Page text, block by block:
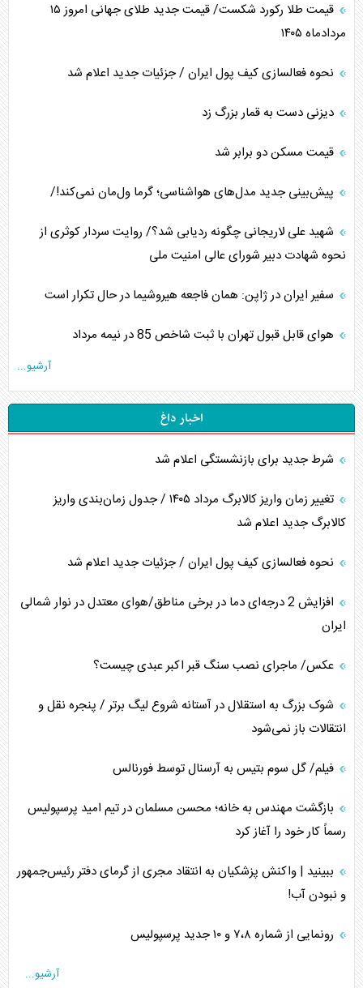
قیمت طلا رکورد شکست/ قیمت جدید طلای جهانی امروز ۱۵
مردادماه ۱۴۰۵
نحوه فعالسازی کیف پول ایران / جزئیات جدید اعلام شد
دیزنی دست به قمار بزرگ زد
قیمت مسکن دو برابر شد
پیش‌بینی جدید مدل‌های هواشناسی؛ گرما ول‌مان نمی‌کند!/
شهید علی لاریجانی چگونه ردیابی شد؟/ روایت سردار کوثری از
نحوه شهادت دبیر شورای عالی امنیت ملی
سفیر ایران در ژاپن: همان فاجعه هیروشیما در حال تکرار است
هوای قابل قبول تهران با ثبت شاخص 85 در نیمه مرداد
آرشیو...
اخبار داغ
شرط جدید برای بازنشستگی اعلام شد
تغییر زمان واریز کالابرگ مرداد ۱۴۰۵ / جدول زمان‌بندی واریز
کالابرگ جدید اعلام شد
نحوه فعالسازی کیف پول ایران / جزئیات جدید اعلام شد
افزایش 2 درجه‌ای دما در برخی مناطق/هوای معتدل در نوار شمالی
ایران
عکس/ ماجرای نصب سنگ قبر اکبر عبدی چیست؟
شوک بزرگ به استقلال در آستانه شروع لیگ برتر / پنجره نقل و
انتقالات باز نمی‌شود
فیلم/ گل سوم بتیس به آرسنال توسط فورنالس
بازگشت مهندس به خانه؛ محسن مسلمان در تیم امید پرسپولیس
رسماً کار خود را آغاز کرد
ببینید | واکنش پزشکیان به انتقاد مجری از گرمای دفتر رئیس‌جمهور
و نبودن آب!
رونمایی از شماره ۷،۸ و ۱۰ جدید پرسپولیس
آرشیو...